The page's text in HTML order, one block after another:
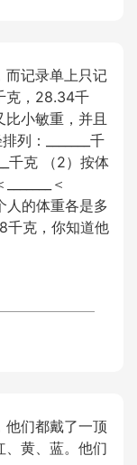
而记录单上只记
克，28.34千
小敏重，并且
列：_______千
千克 （2）按体
＜
人的体重各是多
千克，你知道他
他们都戴了一顶
、黄、蓝。他们